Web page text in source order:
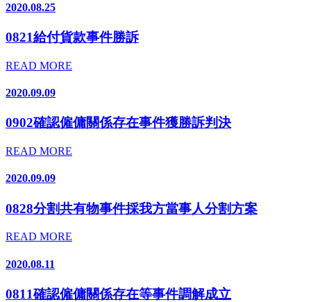
2020.08.25
0821給付貨款事件勝訴
READ MORE
2020.09.09
0902確認僱傭關係存在事件獲勝訴判決
READ MORE
2020.09.09
0828分割共有物事件採我方當事人分割方案
READ MORE
2020.08.11
0811確認僱傭關係存在等事件調解成立